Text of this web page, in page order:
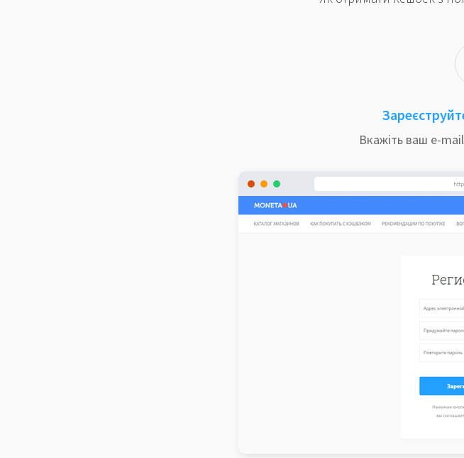
Вкажіть ваш e-